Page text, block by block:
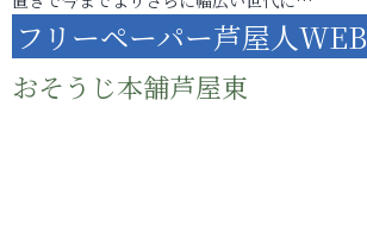
フリーペーパー芦屋人WEB
おそうじ本舗芦屋東